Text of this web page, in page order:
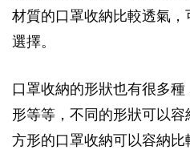
材質的口罩收納比較透氣
選擇。
口罩收納的形狀也有很多
形等等，不同的形狀可以
方形的口罩收納可以容納